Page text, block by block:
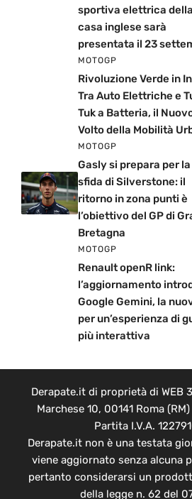
sportiva elettrica della
casa inglese sarà
presentata il 23
MOTOGP
Rivoluzione Verde in
Tra Auto Elettriche e
Tuk a Batteria, il
Volto della Mobilità
MOTOGP
Gasly si prepara per la
sfida di Silverstone: il
ritorno in zona punti è
l’obiettivo del GP di
Bretagna
MOTOGP
Renault openR link:
l’aggiornamento
Google Gemini, la
per un’esperienza di
più interattiva
Derapate.it di proprietà di WEB
Marchese 10, 00141 Roma
Partita I.V.A.
Derapate.it non è una testata
viene aggiornato senza alcuna
pertanto considerarsi un
della legge n. 62 del